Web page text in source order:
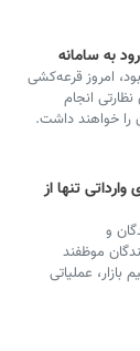
۹۵ هزار متقاضی همراه بود، امروز قرعه‌کشی
انجام
تنها از
و
موظفند
عملیاتی